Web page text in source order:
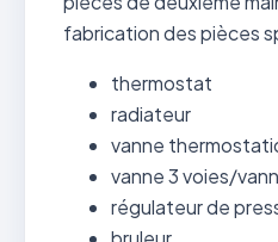
fabrication des pièces
thermostat
radiateur
vanne
vanne 3 voies/
régulateur de